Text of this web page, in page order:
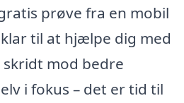
prøve fra en mobil
til at hjælpe dig med
mod bedre
i fokus – det er tid til